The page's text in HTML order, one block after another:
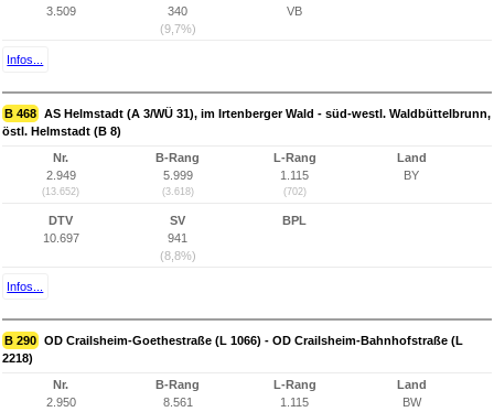
3.509
340
(9,7%)
VB
Infos...
B 468 AS Helmstadt (A 3/WÜ 31), im Irtenberger Wald - süd-westl. Waldbüttelbrunn,
östl. Helmstadt (B 8)
Nr.
2.949
(13.652)
B-Rang
5.999
(3.618)
L-Rang
1.115
(702)
Land
BY
DTV
10.697
SV
941
(8,8%)
BPL
Infos...
B 290 OD Crailsheim-Goethestraße (L 1066) - OD Crailsheim-Bahnhofstraße (L
2218)
Nr.
2.950
B-Rang
8.561
L-Rang
1.115
Land
BW